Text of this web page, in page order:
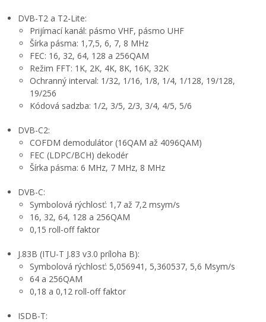
DVB-T2 a T2-Lite:
Prijímací kanál: pásmo VHF, pásmo UHF
Šírka pásma: 1,7,5, 6, 7, 8 MHz
FEC: 16, 32, 64, 128 a 256QAM
Režim FFT: 1K, 2K, 4K, 8K, 16K, 32K
Ochranný interval: 1/32, 1/16, 1/8, 1/4, 1/128, 19/128,
19/256
Kódová sadzba: 1/2, 3/5, 2/3, 3/4, 4/5, 5/6
DVB-C2:
COFDM demodulátor (16QAM až 4096QAM)
FEC (LDPC/BCH) dekodér
Šírka pásma: 6 MHz, 7 MHz, 8 MHz
DVB-C:
Symbolová rýchlosť: 1,7 až 7,2 msym/s
16, 32, 64, 128 a 256QAM
0,15 roll-off faktor
J.83B (ITU-T J.83 v3.0 príloha B):
Symbolová rýchlosť: 5,056941, 5,360537, 5,6 Msym/s
64 a 256QAM
0,18 a 0,12 roll-off faktor
ISDB-T: